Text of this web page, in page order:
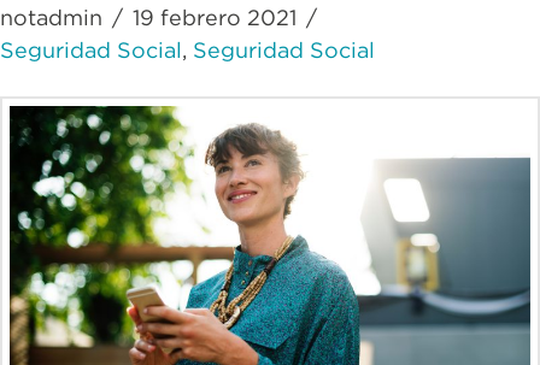
notadmin
19 febrero 2021
Seguridad Social, Seguridad Social